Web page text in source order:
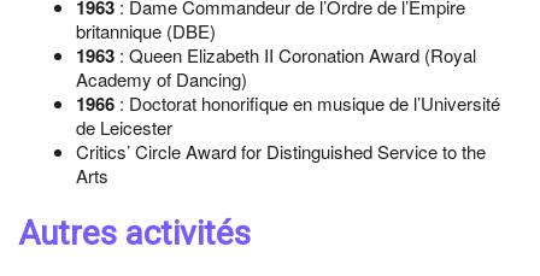
1963 : Dame Commandeur de l’Ordre de l’Empire
britannique (DBE)
1963 : Queen Elizabeth II Coronation Award (Royal
Academy of Dancing)
1966 : Doctorat honorifique en musique de l’Université
de Leicester
Critics’ Circle Award for Distinguished Service to the
Arts
Autres activités